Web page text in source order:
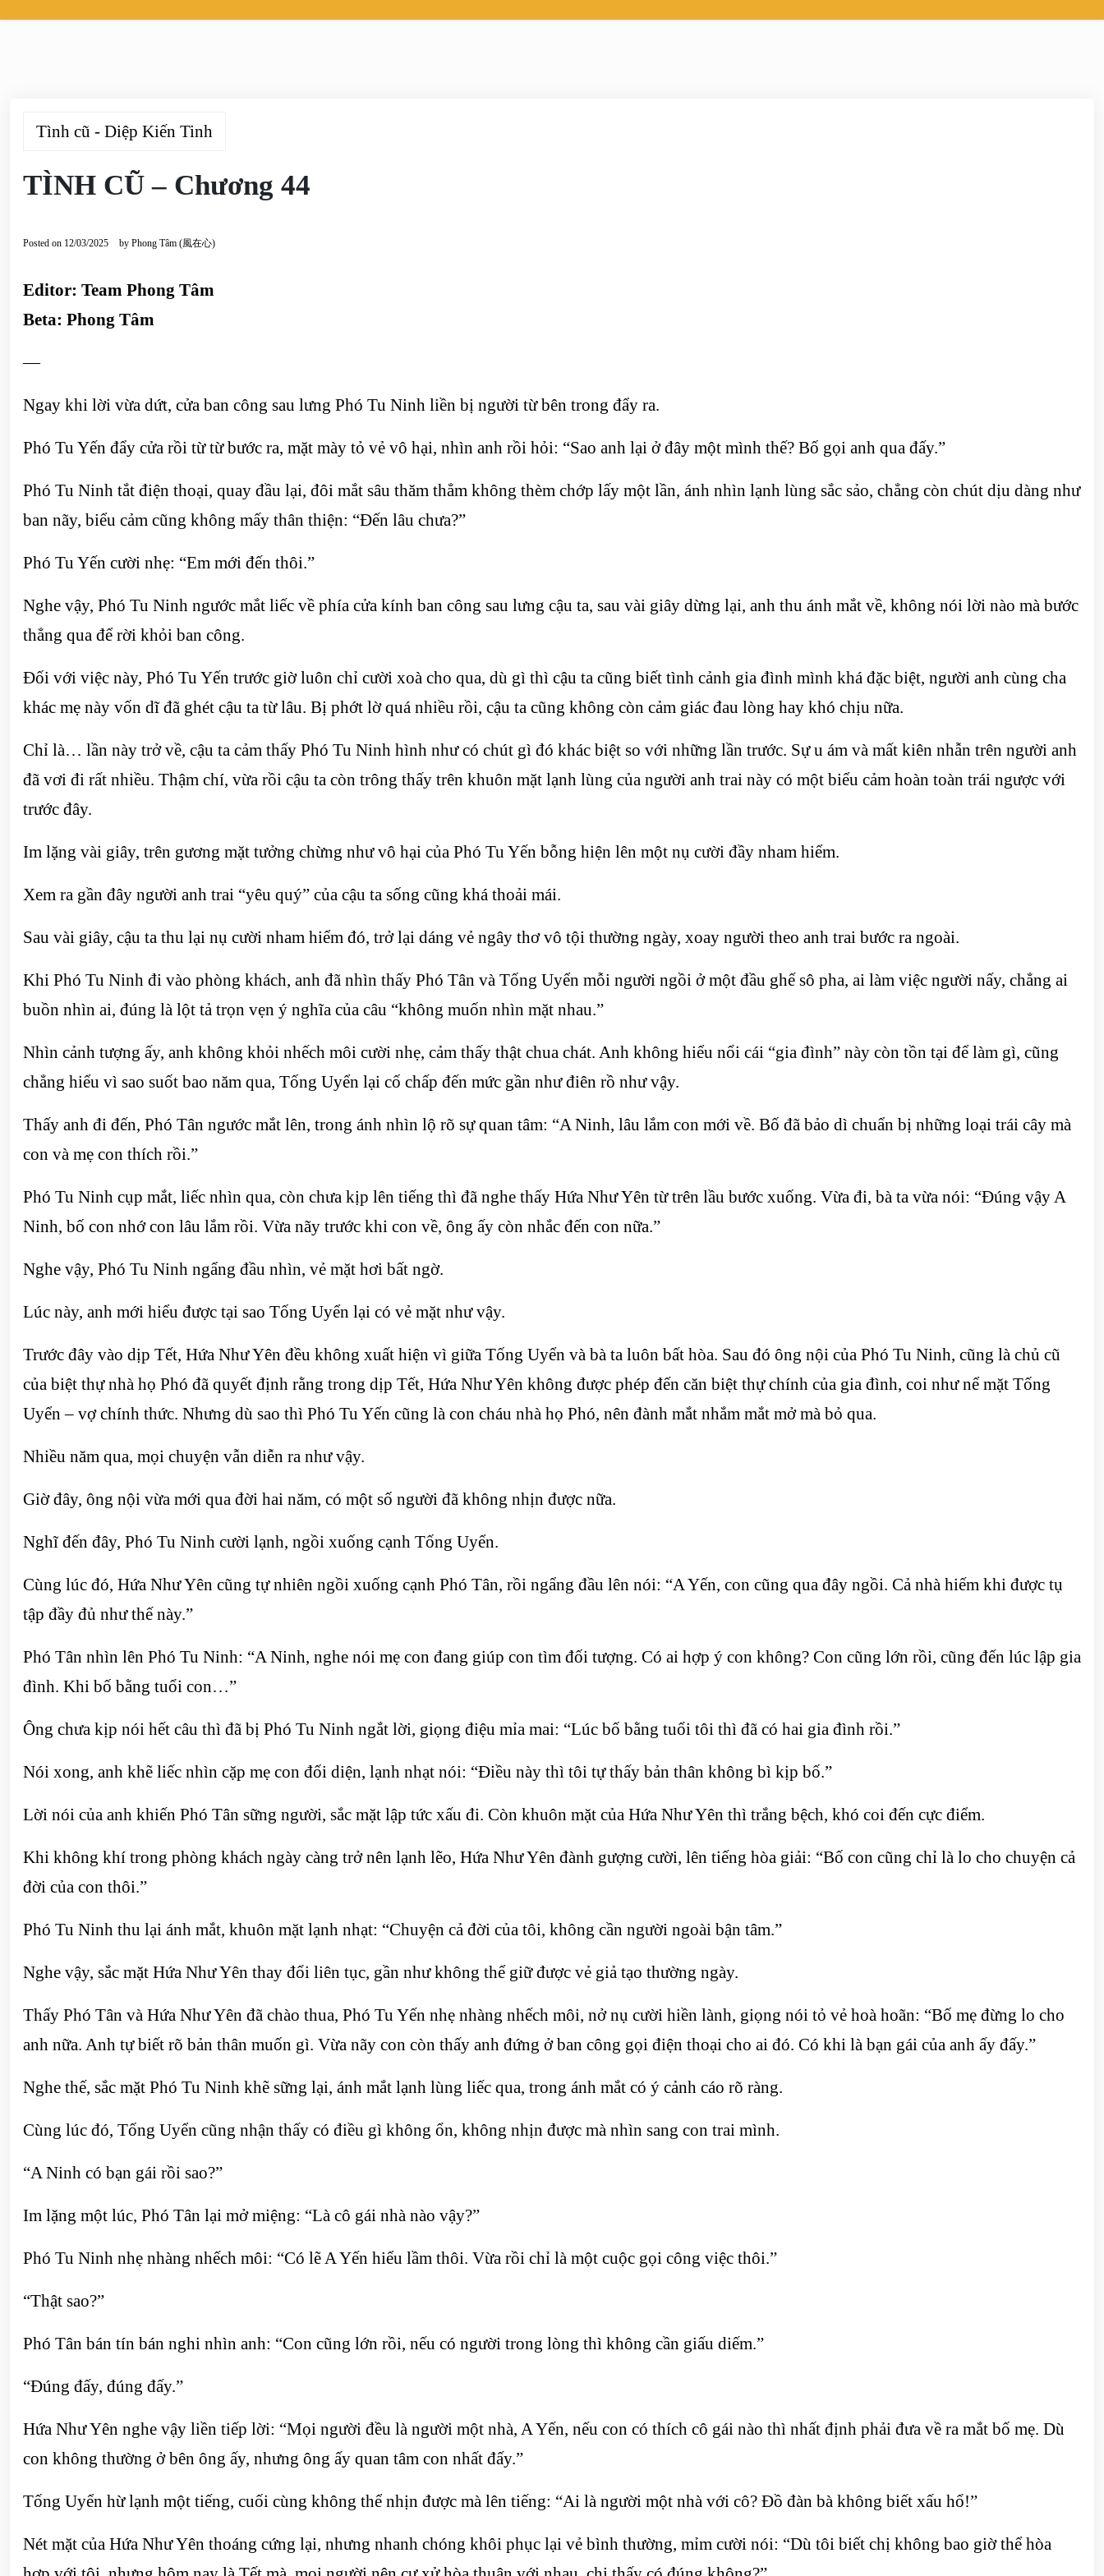
Tình cũ - Diệp Kiến Tinh
TÌNH CŨ – Chương 44
Posted on 12/03/2025 by Phong Tâm (風在心)
Editor: Team Phong Tâm
Beta: Phong Tâm
—
Ngay khi lời vừa dứt, cửa ban công sau lưng Phó Tu Ninh liền bị người từ bên trong đẩy ra.
Phó Tu Yến đẩy cửa rồi từ từ bước ra, mặt mày tỏ vẻ vô hại, nhìn anh rồi hỏi: “Sao anh lại ở đây một mình thế? Bố gọi anh qua đấy.”
Phó Tu Ninh tắt điện thoại, quay đầu lại, đôi mắt sâu thăm thẳm không thèm chớp lấy một lần, ánh nhìn lạnh lùng sắc sảo, chẳng còn chút dịu dàng như
ban nãy, biểu cảm cũng không mấy thân thiện: “Đến lâu chưa?”
Phó Tu Yến cười nhẹ: “Em mới đến thôi.”
Nghe vậy, Phó Tu Ninh ngước mắt liếc về phía cửa kính ban công sau lưng cậu ta, sau vài giây dừng lại, anh thu ánh mắt về, không nói lời nào mà bước
thẳng qua để rời khỏi ban công.
Đối với việc này, Phó Tu Yến trước giờ luôn chỉ cười xoà cho qua, dù gì thì cậu ta cũng biết tình cảnh gia đình mình khá đặc biệt, người anh cùng cha
khác mẹ này vốn dĩ đã ghét cậu ta từ lâu. Bị phớt lờ quá nhiều rồi, cậu ta cũng không còn cảm giác đau lòng hay khó chịu nữa.
Chỉ là… lần này trở về, cậu ta cảm thấy Phó Tu Ninh hình như có chút gì đó khác biệt so với những lần trước. Sự u ám và mất kiên nhẫn trên người anh
đã vơi đi rất nhiều. Thậm chí, vừa rồi cậu ta còn trông thấy trên khuôn mặt lạnh lùng của người anh trai này có một biểu cảm hoàn toàn trái ngược với
trước đây.
Im lặng vài giây, trên gương mặt tưởng chừng như vô hại của Phó Tu Yến bỗng hiện lên một nụ cười đầy nham hiểm.
Xem ra gần đây người anh trai “yêu quý” của cậu ta sống cũng khá thoải mái.
Sau vài giây, cậu ta thu lại nụ cười nham hiểm đó, trở lại dáng vẻ ngây thơ vô tội thường ngày, xoay người theo anh trai bước ra ngoài.
Khi Phó Tu Ninh đi vào phòng khách, anh đã nhìn thấy Phó Tân và Tống Uyển mỗi người ngồi ở một đầu ghế sô pha, ai làm việc người nấy, chẳng ai
buồn nhìn ai, đúng là lột tả trọn vẹn ý nghĩa của câu “không muốn nhìn mặt nhau.”
Nhìn cảnh tượng ấy, anh không khỏi nhếch môi cười nhẹ, cảm thấy thật chua chát. Anh không hiểu nổi cái “gia đình” này còn tồn tại để làm gì, cũng
chẳng hiểu vì sao suốt bao năm qua, Tống Uyển lại cố chấp đến mức gần như điên rồ như vậy.
Thấy anh đi đến, Phó Tân ngước mắt lên, trong ánh nhìn lộ rõ sự quan tâm: “A Ninh, lâu lắm con mới về. Bố đã bảo dì chuẩn bị những loại trái cây mà
con và mẹ con thích rồi.”
Phó Tu Ninh cụp mắt, liếc nhìn qua, còn chưa kịp lên tiếng thì đã nghe thấy Hứa Như Yên từ trên lầu bước xuống. Vừa đi, bà ta vừa nói: “Đúng vậy A
Ninh, bố con nhớ con lâu lắm rồi. Vừa nãy trước khi con về, ông ấy còn nhắc đến con nữa.”
Nghe vậy, Phó Tu Ninh ngẩng đầu nhìn, vẻ mặt hơi bất ngờ.
Lúc này, anh mới hiểu được tại sao Tống Uyển lại có vẻ mặt như vậy.
Trước đây vào dịp Tết, Hứa Như Yên đều không xuất hiện vì giữa Tống Uyển và bà ta luôn bất hòa. Sau đó ông nội của Phó Tu Ninh, cũng là chủ cũ
của biệt thự nhà họ Phó đã quyết định rằng trong dịp Tết, Hứa Như Yên không được phép đến căn biệt thự chính của gia đình, coi như nể mặt Tống
Uyển – vợ chính thức. Nhưng dù sao thì Phó Tu Yến cũng là con cháu nhà họ Phó, nên đành mắt nhắm mắt mở mà bỏ qua.
Nhiều năm qua, mọi chuyện vẫn diễn ra như vậy.
Giờ đây, ông nội vừa mới qua đời hai năm, có một số người đã không nhịn được nữa.
Nghĩ đến đây, Phó Tu Ninh cười lạnh, ngồi xuống cạnh Tống Uyển.
Cùng lúc đó, Hứa Như Yên cũng tự nhiên ngồi xuống cạnh Phó Tân, rồi ngẩng đầu lên nói: “A Yến, con cũng qua đây ngồi. Cả nhà hiếm khi được tụ
tập đầy đủ như thế này.”
Phó Tân nhìn lên Phó Tu Ninh: “A Ninh, nghe nói mẹ con đang giúp con tìm đối tượng. Có ai hợp ý con không? Con cũng lớn rồi, cũng đến lúc lập gia
đình. Khi bố bằng tuổi con…”
Ông chưa kịp nói hết câu thì đã bị Phó Tu Ninh ngắt lời, giọng điệu mỉa mai: “Lúc bố bằng tuổi tôi thì đã có hai gia đình rồi.”
Nói xong, anh khẽ liếc nhìn cặp mẹ con đối diện, lạnh nhạt nói: “Điều này thì tôi tự thấy bản thân không bì kịp bố.”
Lời nói của anh khiến Phó Tân sững người, sắc mặt lập tức xấu đi. Còn khuôn mặt của Hứa Như Yên thì trắng bệch, khó coi đến cực điểm.
Khi không khí trong phòng khách ngày càng trở nên lạnh lẽo, Hứa Như Yên đành gượng cười, lên tiếng hòa giải: “Bố con cũng chỉ là lo cho chuyện cả
đời của con thôi.”
Phó Tu Ninh thu lại ánh mắt, khuôn mặt lạnh nhạt: “Chuyện cả đời của tôi, không cần người ngoài bận tâm.”
Nghe vậy, sắc mặt Hứa Như Yên thay đổi liên tục, gần như không thể giữ được vẻ giả tạo thường ngày.
Thấy Phó Tân và Hứa Như Yên đã chào thua, Phó Tu Yến nhẹ nhàng nhếch môi, nở nụ cười hiền lành, giọng nói tỏ vẻ hoà hoãn: “Bố mẹ đừng lo cho
anh nữa. Anh tự biết rõ bản thân muốn gì. Vừa nãy con còn thấy anh đứng ở ban công gọi điện thoại cho ai đó. Có khi là bạn gái của anh ấy đấy.”
Nghe thế, sắc mặt Phó Tu Ninh khẽ sững lại, ánh mắt lạnh lùng liếc qua, trong ánh mắt có ý cảnh cáo rõ ràng.
Cùng lúc đó, Tống Uyển cũng nhận thấy có điều gì không ổn, không nhịn được mà nhìn sang con trai mình.
“A Ninh có bạn gái rồi sao?”
Im lặng một lúc, Phó Tân lại mở miệng: “Là cô gái nhà nào vậy?”
Phó Tu Ninh nhẹ nhàng nhếch môi: “Có lẽ A Yến hiểu lầm thôi. Vừa rồi chỉ là một cuộc gọi công việc thôi.”
“Thật sao?”
Phó Tân bán tín bán nghi nhìn anh: “Con cũng lớn rồi, nếu có người trong lòng thì không cần giấu diếm.”
“Đúng đấy, đúng đấy.”
Hứa Như Yên nghe vậy liền tiếp lời: “Mọi người đều là người một nhà, A Yến, nếu con có thích cô gái nào thì nhất định phải đưa về ra mắt bố mẹ. Dù
con không thường ở bên ông ấy, nhưng ông ấy quan tâm con nhất đấy.”
Tống Uyển hừ lạnh một tiếng, cuối cùng không thể nhịn được mà lên tiếng: “Ai là người một nhà với cô? Đồ đàn bà không biết xấu hổ!”
Nét mặt của Hứa Như Yên thoáng cứng lại, nhưng nhanh chóng khôi phục lại vẻ bình thường, mỉm cười nói: “Dù tôi biết chị không bao giờ thể hòa